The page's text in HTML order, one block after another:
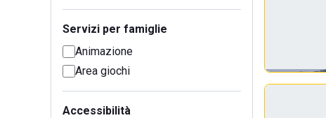
Servizi per famiglie
Animazione
Area giochi
Accessibilità